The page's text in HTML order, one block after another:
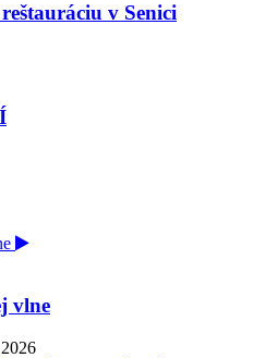
v Senici
vlne